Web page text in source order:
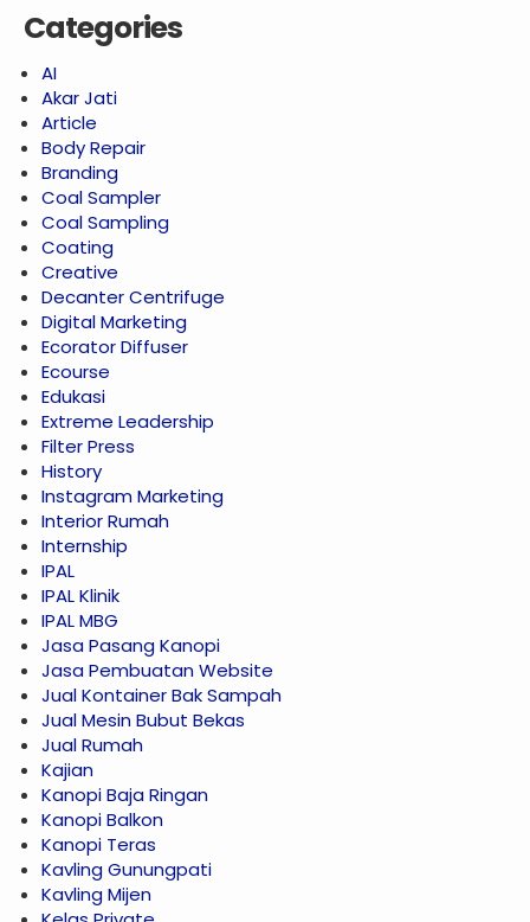
Categories
AI
Akar Jati
Article
Body Repair
Branding
Coal Sampler
Coal Sampling
Coating
Creative
Decanter Centrifuge
Digital Marketing
Ecorator Diffuser
Ecourse
Edukasi
Extreme Leadership
Filter Press
History
Instagram Marketing
Interior Rumah
Internship
IPAL
IPAL Klinik
IPAL MBG
Jasa Pasang Kanopi
Jasa Pembuatan Website
Jual Kontainer Bak Sampah
Jual Mesin Bubut Bekas
Jual Rumah
Kajian
Kanopi Baja Ringan
Kanopi Balkon
Kanopi Teras
Kavling Gunungpati
Kavling Mijen